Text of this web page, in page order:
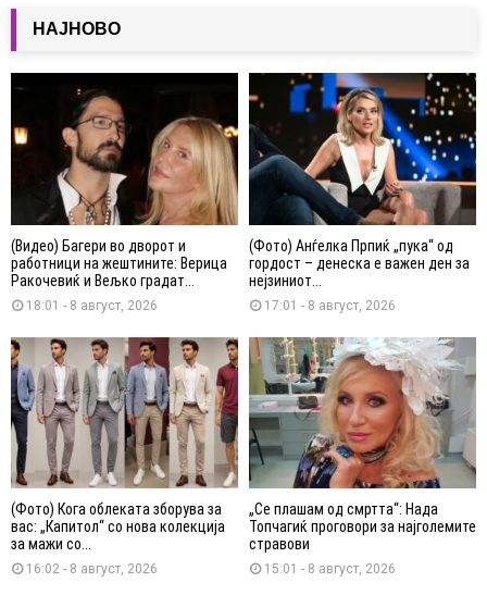
НАЈНОВО
(Видео) Багери во дворот и
работници на жештините: Верица
Ракочевиќ и Вељко градат...
18:01 - 8 август, 2026
(Фото) Анѓелка Прпиќ „пука“ од
гордост – денеска е важен ден за
нејзиниот...
17:01 - 8 август, 2026
(Фото) Кога облеката зборува за
вас: „Капитол“ со нова колекција
за мажи со...
16:02 - 8 август, 2026
„Се плашам од смртта“: Нада
Топчагиќ проговори за најголемите
стравови
15:01 - 8 август, 2026